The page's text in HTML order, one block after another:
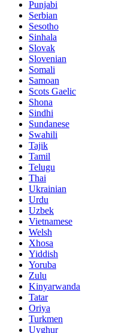
Punjabi
Serbian
Sesotho
Sinhala
Slovak
Slovenian
Somali
Samoan
Scots Gaelic
Shona
Sindhi
Sundanese
Swahili
Tajik
Tamil
Telugu
Thai
Ukrainian
Urdu
Uzbek
Vietnamese
Welsh
Xhosa
Yiddish
Yoruba
Zulu
Kinyarwanda
Tatar
Oriya
Turkmen
Uyghur